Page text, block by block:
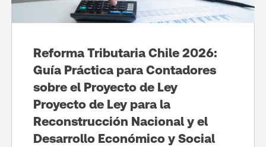
Reforma Tributaria Chile 2026:
Guía Práctica para Contadores
sobre el Proyecto de Ley
Proyecto de Ley para la
Reconstrucción Nacional y el
Desarrollo Económico y Social